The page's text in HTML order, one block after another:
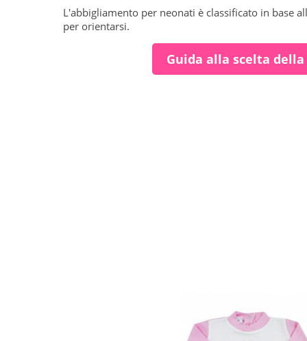
L'abbigliamento per neonati è classificato in base
per orientarsi.
Guida alla scelta